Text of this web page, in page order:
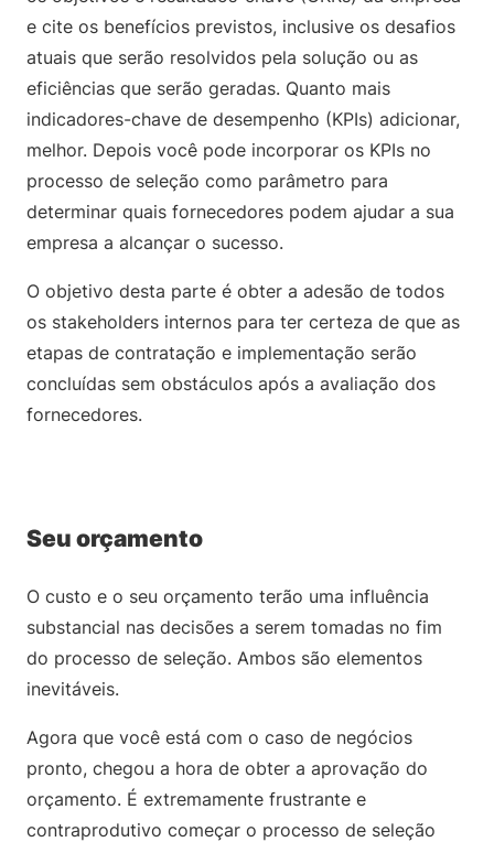
e cite os benefícios previstos, inclusive os desafios
atuais que serão resolvidos pela solução ou as
eficiências que serão geradas. Quanto mais
indicadores-chave de desempenho (KPIs) adicionar,
melhor. Depois você pode incorporar os KPIs no
processo de seleção como parâmetro para
determinar quais fornecedores podem ajudar a sua
empresa a alcançar o sucesso.
O objetivo desta parte é obter a adesão de todos
os stakeholders internos para ter certeza de que as
etapas de contratação e implementação serão
concluídas sem obstáculos após a avaliação dos
fornecedores.
Seu orçamento
O custo e o seu orçamento terão uma influência
substancial nas decisões a serem tomadas no fim
do processo de seleção. Ambos são elementos
inevitáveis.
Agora que você está com o caso de negócios
pronto, chegou a hora de obter a aprovação do
orçamento. É extremamente frustrante e
contraprodutivo começar o processo de seleção